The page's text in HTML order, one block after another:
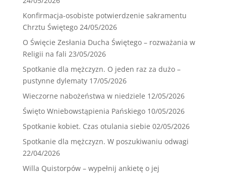
Konfirmacja-osobiste potwierdzenie sakramentu
Chrztu Świętego 24/05/2026
O Święcie Zesłania Ducha Świętego – rozważania w
Religii na fali 23/05/2026
Spotkanie dla mężczyzn. O jeden raz za dużo –
pustynne dylematy 17/05/2026
Wieczorne nabożeństwa w niedziele 12/05/2026
Święto Wniebowstąpienia Pańskiego 10/05/2026
Spotkanie kobiet. Czas otulania siebie 02/05/2026
Spotkanie dla mężczyzn. W poszukiwaniu odwagi
22/04/2026
Willa Quistorpów – wypełnij ankietę o jej